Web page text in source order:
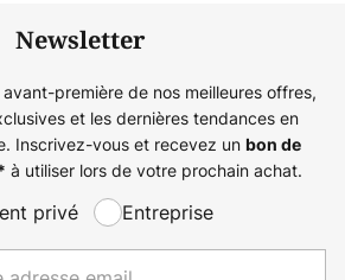
Newsletter
première de nos meilleures offres,
et les dernières tendances en
Inscrivez-vous et recevez un bon de
à utiliser lors de votre prochain achat.
privé Entreprise